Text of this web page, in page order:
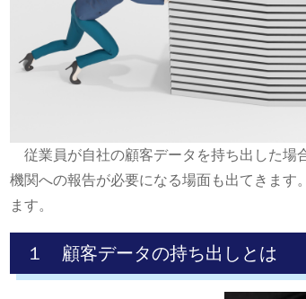
従業員が自社の顧客データを持ち出した場
機関への報告が必要になる場面も出てきます
ます。
１ 顧客データの持ち出しとは